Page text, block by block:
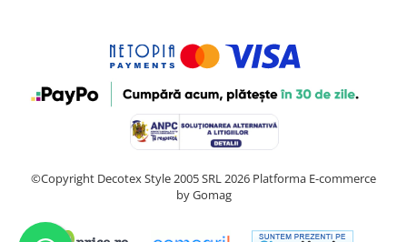
©Copyright Decotex Style 2005 SRL 2026 Platforma E-commerce
by Gomag